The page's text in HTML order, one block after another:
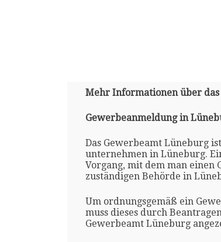
Mehr Informationen über
Gewerbeanmeldung in
Das Gewerbeamt Lüneburg
unternehmen in Lüneburg.
Vorgang, mit dem man einen
zuständigen Behörde in
Um ordnungsgemäß ein
muss dieses durch
Gewerbeamt Lüneburg